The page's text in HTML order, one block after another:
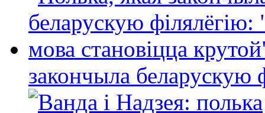
закончыла беларускую